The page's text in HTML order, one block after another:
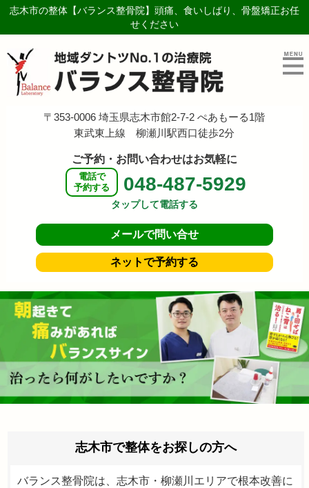
志木市の整体【バランス整骨院】頭痛、食いしばり、骨盤矯正お任
せください
〒353-0006 埼玉県志木市館2-7-2 ぺあもーる1階
東武東上線 柳瀬川駅西口徒歩2分
ご予約・お問い合わせはお気軽に
電話で
予約する
048-487-5929
タップして電話する
メールで問い合せ
ネットで予約する
志木市で整体をお探しの方へ
バランス整骨院は、志木市・柳瀬川エリアで根本改善に